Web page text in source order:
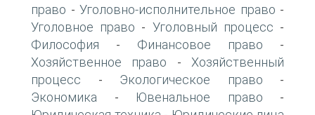
право - Уголовно-исполнительное право -
Уголовное право - Уголовный процесс -
Философия - Финансовое право -
Хозяйственное право - Хозяйственный
процесс - Экологическое право -
Экономика - Ювенальное право -